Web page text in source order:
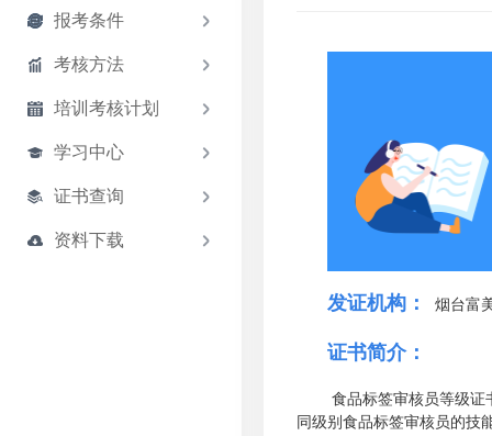
报考条件
考核方法
培训考核计划
学习中心
证书查询
资料下载
发证机构： 烟台富
证书简介：
食品标签审核员等级证
同级别食品标签审核员的技